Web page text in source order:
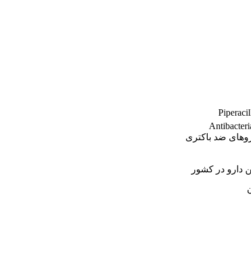
ضد باکتری
دارو در کشور